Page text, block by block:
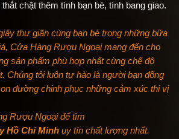
chặt thêm tình bạn bè, tình bang giao.
thư giãn cùng bạn bè trong những bữa
Cửa Hàng Rượu Ngoại mang đến cho
sản phẩm phù hợp nhất cùng chế độ
Chúng tôi luôn tự hào là người bạn đồng
đường chinh phục những cảm xúc thi vị
Rượu Ngoại để tìm
Hồ Chí Minh uy tín chất lượng nhất.